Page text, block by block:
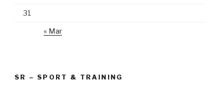
31
« Mar
SR – SPORT & TRAINING